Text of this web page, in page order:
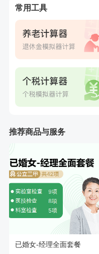
7分钟前
刚刚
常用工具
推荐商品与服务
已婚女-经理全面套餐